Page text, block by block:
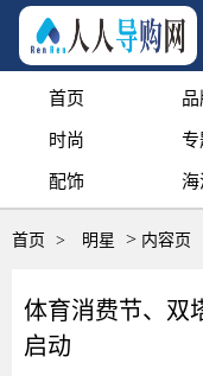
首页
时尚 专
配饰 海
首页 > 明星 > 内容页
体育消费节、双
启动